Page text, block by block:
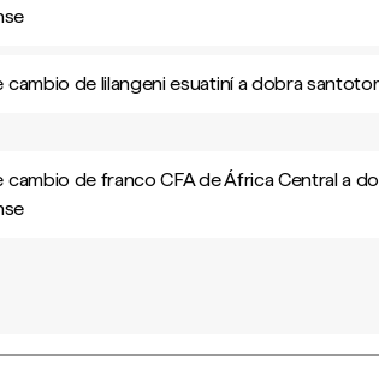
cambio de lilangeni esuatiní a dobra
cambio de franco CFA de África Central a